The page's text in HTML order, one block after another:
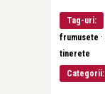
Tag-uri:
frumusete ·
tinerete
Categorii: